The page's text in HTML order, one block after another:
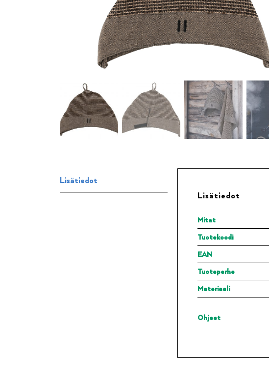
Lisätiedot
Lisätiedot
Mitat
Tuotekoodi
EAN
Tuoteperhe
Materiaali
Ohjeet